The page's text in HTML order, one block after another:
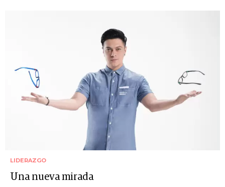
LIDERAZGO
Una nueva mirada